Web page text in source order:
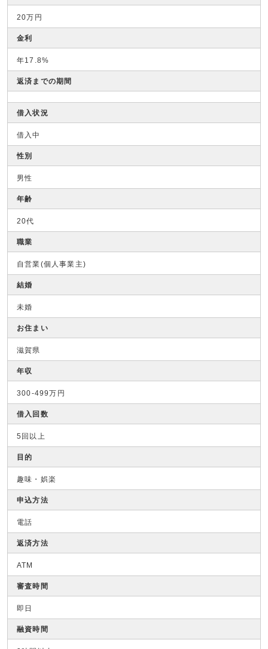
20万円
金利
年17.8%
返済までの期間
借入状況
借入中
性別
男性
年齢
20代
職業
自営業(個人事業主)
結婚
未婚
お住まい
滋賀県
年収
300-499万円
借入回数
5回以上
目的
趣味・娯楽
申込方法
電話
返済方法
ATM
審査時間
即日
融資時間